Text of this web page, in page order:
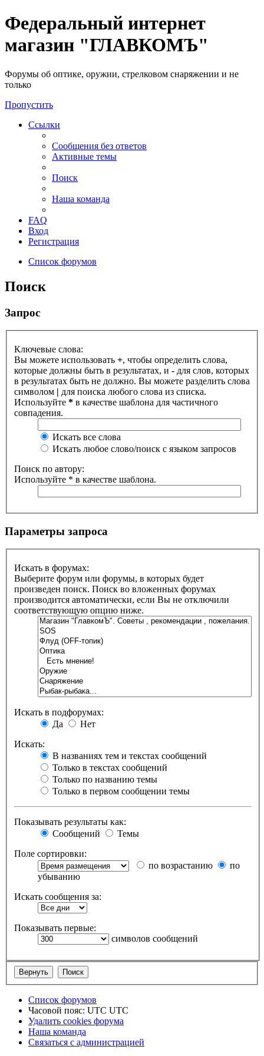
Федеральный интернет
магазин "ГЛАВКОМЪ"
Форумы об оптике, оружии, стрелковом снаряжении и не
только
Пропустить
Ссылки
Сообщения без ответов
Активные темы
Поиск
Наша команда
FAQ
Вход
Регистрация
Список форумов
Поиск
Запрос
Ключевые слова:
Вы можете использовать +, чтобы определить слова,
которые должны быть в результатах, и - для слов, которых
в результатах быть не должно. Вы можете разделить слова
символом | для поиска любого слова из списка.
Используйте * в качестве шаблона для частичного
совпадения.
Искать все слова
Искать любое слово/поиск с языком запросов
Поиск по автору:
Используйте * в качестве шаблона.
Параметры запроса
Искать в форумах:
Выберите форум или форумы, в которых будет
произведен поиск. Поиск во вложенных форумах
производится автоматически, если Вы не отключили
соответствующую опцию ниже.
Искать в подфорумах:
Да
Нет
Искать:
В названиях тем и текстах сообщений
Только в текстах сообщений
Только по названию темы
Только в первом сообщении темы
Показывать результаты как:
Сообщений
Темы
Поле сортировки:
по возрастанию
по
убыванию
Искать сообщения за:
Показывать первые:
символов сообщений
Список форумов
Часовой пояс: UTC UTC
Удалить cookies форума
Наша команда
Связаться с администрацией